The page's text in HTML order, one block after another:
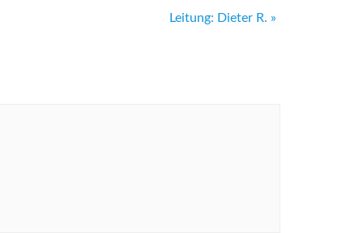
Leitung: Dieter R. »